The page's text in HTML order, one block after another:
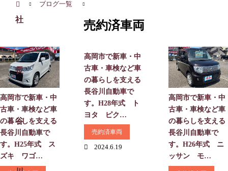
ブログ一覧
売約済車両
高岡市で新車・中
古車・車検など車
の暮らしを支える
長谷川自動車で
す。H25年式 ス
ズキ ワゴ…
高岡市で新車・中
古車・車検など車
の暮らしを支える
長谷川自動車で
す。H28年式 ト
ヨタ ピク…
売約済車両
2024.6.19
高岡市で新車・中
古車・車検など車
の暮らしを支える
長谷川自動車で
す。H26年式 ニ
ッサン モ…